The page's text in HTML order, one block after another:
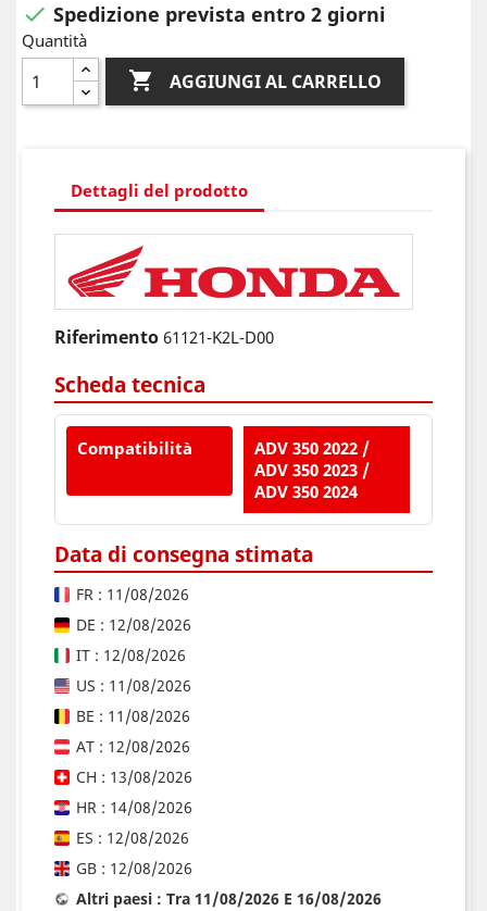
 Spedizione prevista entro 2 giorni
Quantità
 AGGIUNGI AL CARRELLO
Dettagli del prodotto
Riferimento 61121-K2L-D00
Scheda tecnica
Compatibilità
ADV 350 2022 /
ADV 350 2023 /
ADV 350 2024
Data di consegna stimata
FR : 11/08/2026
DE : 12/08/2026
IT : 12/08/2026
US : 11/08/2026
BE : 11/08/2026
AT : 12/08/2026
CH : 13/08/2026
HR : 14/08/2026
ES : 12/08/2026
GB : 12/08/2026
Altri paesi : Tra 11/08/2026 E 16/08/2026